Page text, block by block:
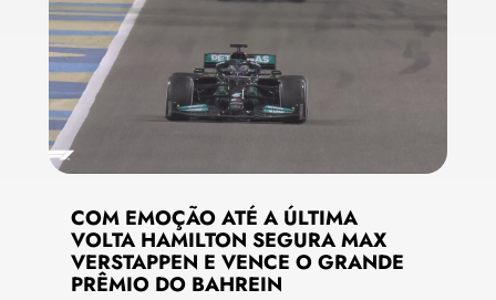
COM EMOÇÃO ATÉ A ÚLTIMA
VOLTA HAMILTON SEGURA MAX
VERSTAPPEN E VENCE O GRANDE
PRÊMIO DO BAHREIN